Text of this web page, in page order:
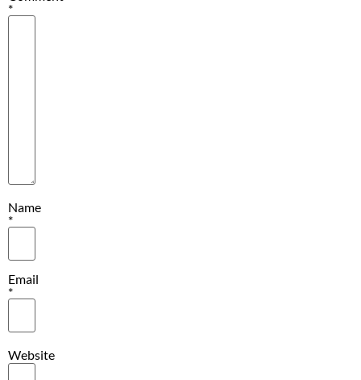
*
Name
*
Email
*
Website